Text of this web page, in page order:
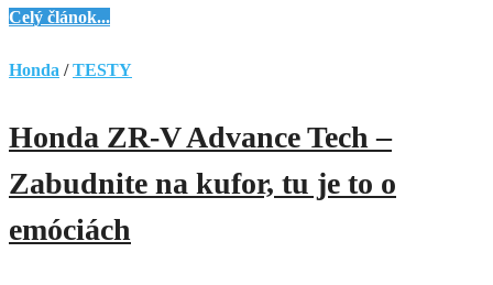
Honda
V
Tech
Plus
–
Efektívne
Celý článok...
Honda /TESTY
Honda ZR-V Advance Tech –
Zabudnite na kufor, tu je to o
emóciách